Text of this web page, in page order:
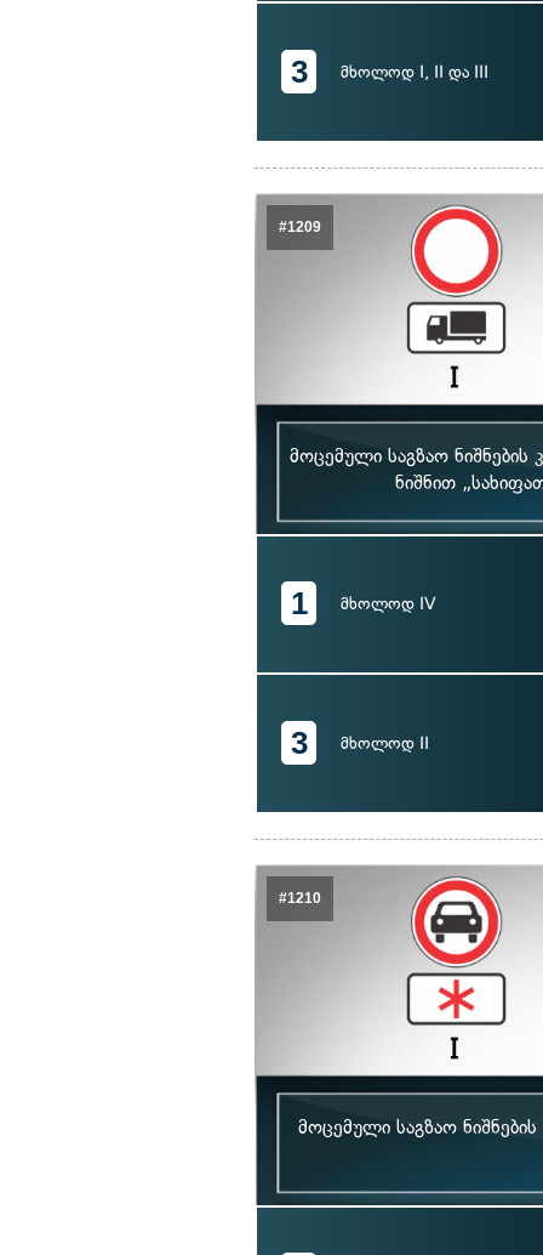
3 მხოლოდ I, II და III
#1209
მოცემული საგზაო
ნიშნით
1 მხოლოდ IV
3 მხოლოდ II
#1210
მოცემული საგზაო